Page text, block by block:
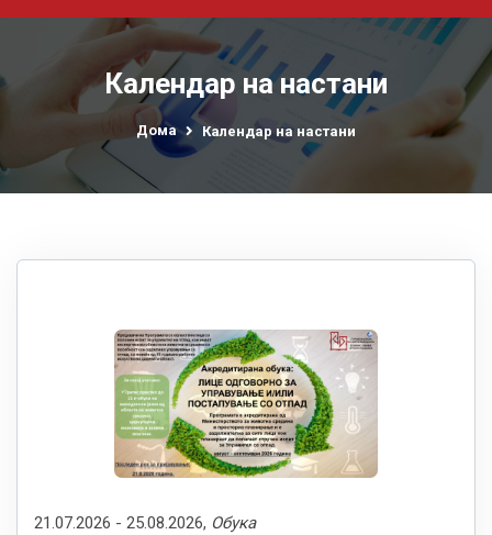
Календар на настани
Дома Календар на настани
21.07.2026 - 25.08.2026, Обука